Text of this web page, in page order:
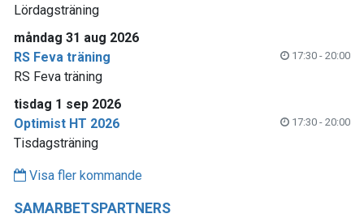
Lördagsträning
måndag 31 aug 2026
RS Feva träning
17:30 - 20:00
RS Feva träning
tisdag 1 sep 2026
Optimist HT 2026
17:30 - 20:00
Tisdagsträning
Visa fler kommande
SAMARBETSPARTNERS